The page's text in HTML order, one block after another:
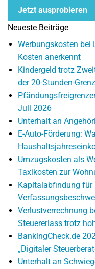
Jetzt ausprobieren
Neueste Beiträge
Werbungskosten bei
Kosten anerkennt
Kindergeld trotz
der 20-Stunden-
Juli 2026
Unterhalt an
E-Auto-Förderung:
Umzugskosten als
Taxikosten zur
Kapitalabfindung für
Verlustverrechnung
Steuererlass trotz
BankingCheck.de
„Digitaler
Unterhalt an